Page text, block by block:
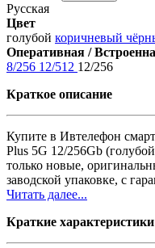
Русская
Цвет
голубой коричневый
Оперативная /
8/256 12/512 12/256
Краткое описание
Купите в Ивтелефон
Plus 5G 12/256Gb
только новые,
заводской упаковке, с
Читать далее...
Краткие характеристики